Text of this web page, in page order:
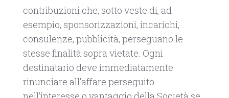
contribuzioni che, sotto veste di, ad
esempio, sponsorizzazioni, incarichi,
consulenze, pubblicità, perseguano le
stesse finalità sopra vietate. Ogni
destinatario deve immediatamente
rinunciare all’affare perseguito